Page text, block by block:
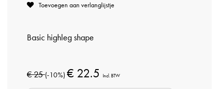
Toevoegen aan verlanglijstje
Basic highleg shape
€ 25(-10%) € 22.5 Incl. BTW